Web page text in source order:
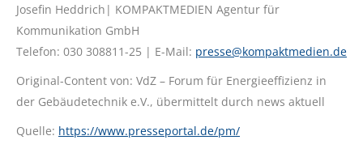
Josefin Heddrich| KOMPAKTMEDIEN Agentur für
Kommunikation GmbH
Telefon: 030 308811-25 | E-Mail: presse@kompaktmedien.de
Original-Content von: VdZ – Forum für Energieeffizienz in
der Gebäudetechnik e.V., übermittelt durch news aktuell
Quelle: https://www.presseportal.de/pm/